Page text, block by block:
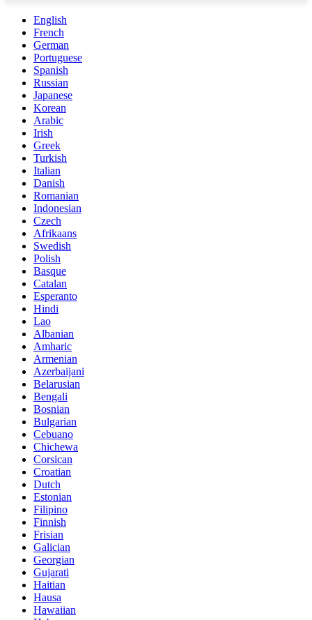
English
French
German
Portuguese
Spanish
Russian
Japanese
Korean
Arabic
Irish
Greek
Turkish
Italian
Danish
Romanian
Indonesian
Czech
Afrikaans
Swedish
Polish
Basque
Catalan
Esperanto
Hindi
Lao
Albanian
Amharic
Armenian
Azerbaijani
Belarusian
Bengali
Bosnian
Bulgarian
Cebuano
Chichewa
Corsican
Croatian
Dutch
Estonian
Filipino
Finnish
Frisian
Galician
Georgian
Gujarati
Haitian
Hausa
Hawaiian